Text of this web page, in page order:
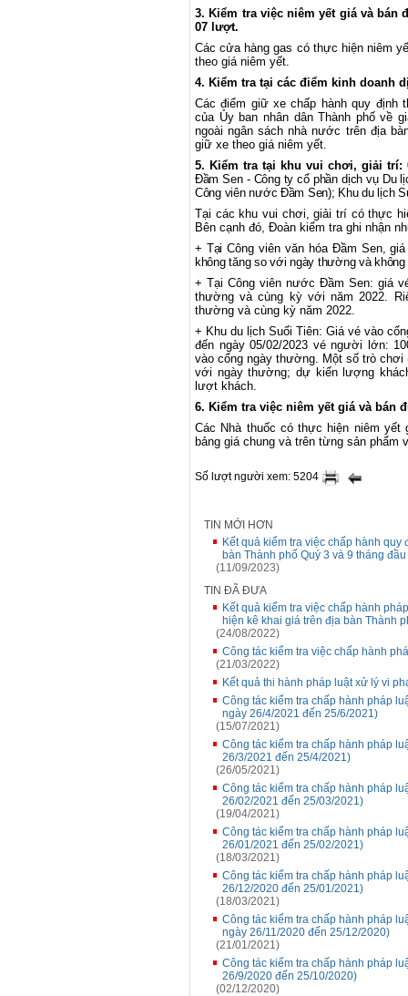
3. Kiểm tra việc niêm yết giá và bán
07 lượt.
Các cửa hàng gas có thực hiện niêm
theo giá niêm yết.
4. Kiểm tra tại các điểm kinh doanh
Cácđiểm giữ xe chấp hành quy định
của Ủy ban nhân dân Thành phố về
ngoài ngân sách nhànước trên địa
giữ xe theo giá niêm yết.
5. Kiểm tra tại khu vui chơi, giải trí:
Đầm Sen - Công ty cổ phần dịch vụ Du
Công viên nước Đầm Sen); Khu du lịch
Tại các khu vui chơi, giải trí có thực
Bên cạnh đó, Đoàn kiểm tra ghi nhận
+Tại Công viên văn hóa Đầm Sen, giá
không tăng so với ngày thường và
+ Tại Công viên nước Đầm Sen: giá
thường và cùng kỳ với năm 2022.
thường và cùng kỳ năm 2022.
+ Khu du lịch Suối Tiên: Giá vé vào
đến ngày 05/02/2023 vé người lớn:
vào cổng ngày thường. Một số trò
với ngày thường; dự kiến lượng
lượt khách.
6. Kiểm tra việc niêm yết giá và
Các Nhà thuốc có thực hiện niêm
bảng giá chung và trên từng sản phẩm
Số lượt người xem: 5204
TIN MỚI HƠN
Kết quả kiểm tra việc chấp hành
bàn Thành phố Quý 3 và 9 tháng
(11/09/2023)
TIN ĐÃ ĐƯA
Kết quả kiểm tra việc chấp hành
hiện kê khai giá trên địa bàn Thành
(24/08/2022)
Công tác kiểm tra việc chấp hành
(21/03/2022)
Kết quả thi hành pháp luật xử lý vi
Công tác kiểm tra chấp hành pháp
ngày 26/4/2021 đến 25/6/2021)
(15/07/2021)
Công tác kiểm tra chấp hành pháp
26/3/2021 đến 25/4/2021)
(26/05/2021)
Công tác kiểm tra chấp hành pháp
26/02/2021 đến 25/03/2021)
(19/04/2021)
Công tác kiểm tra chấp hành pháp
26/01/2021 đến 25/02/2021)
(18/03/2021)
Công tác kiểm tra chấp hành pháp
26/12/2020 đến 25/01/2021)
(18/03/2021)
Công tác kiểm tra chấp hành pháp
ngày 26/11/2020 đến 25/12/2020)
(21/01/2021)
Công tác kiểm tra chấp hành pháp
26/9/2020 đến 25/10/2020)
(02/12/2020)